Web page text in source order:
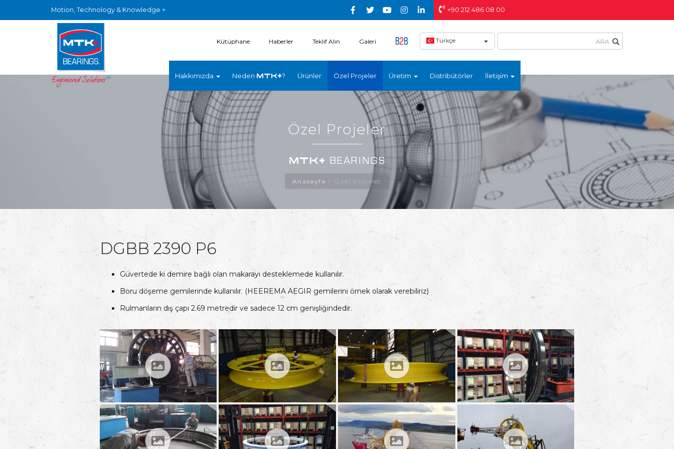
Motion, Technology & Knowledge + +90 212 486 08 00
Kütüphane Haberler Teklif Alın Galeri Türkçe
Hakkımızda Neden MTK+? Ürünler Özel Projeler Üretim Distribütörler İletişim
Özel Projeler
MTK+ BEARINGS
Anasayfa Özel Projeler
DGBB 2390 P6
Güvertede ki demire bağlı olan makarayı desteklemede kullanılır.
Boru döşeme gemilerinde kullanılır. (HEEREMA AEGIR gemilerini örnek olarak verebiliriz)
Rulmanların dış çapı 2.69 metredir ve sadece 12 cm genişliğindedir.